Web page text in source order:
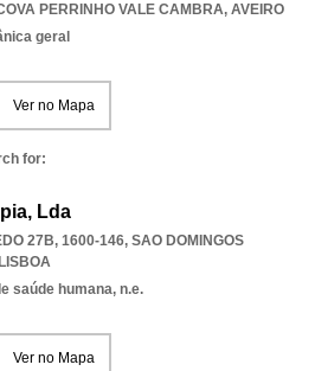
PERRINHO VALE CAMBRA, AVEIRO
geral
Ver no Mapa
for:
Lda
27B, 1600-146, SAO DOMINGOS
LISBOA
saúde humana, n.e.
Ver no Mapa